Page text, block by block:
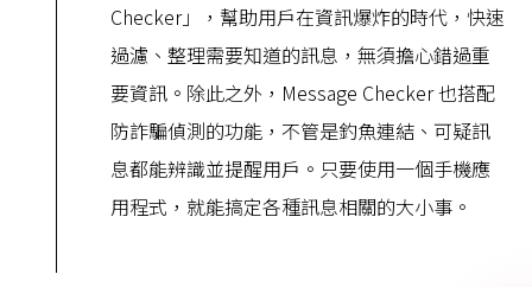
Checker」，幫助用戶在資訊爆炸的時代，快速
過濾、整理需要知道的訊息，無須擔心錯過重
要資訊。除此之外，Message Checker 也搭配
防詐騙偵測的功能，不管是釣魚連結、可疑訊
息都能辨識並提醒用戶。只要使用一個手機應
用程式，就能搞定各種訊息相關的大小事。